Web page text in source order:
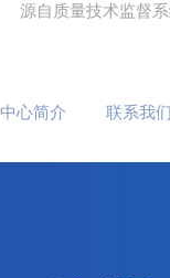
源自质量技术监督
中心简介 联系我们